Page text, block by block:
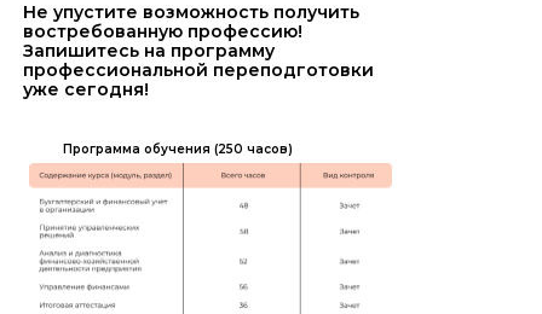
Не упустите возможность получить
востребованную профессию!
Запишитесь на программу
профессиональной переподготовки
уже сегодня!
Программа обучения (250 часов)